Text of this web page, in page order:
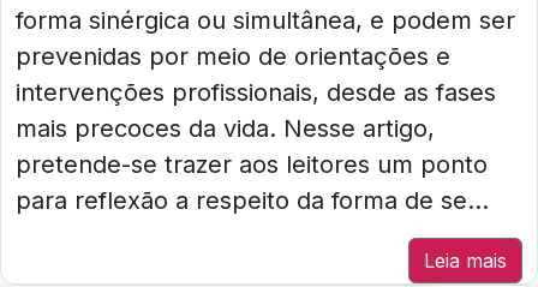
forma sinérgica ou simultânea, e podem ser
prevenidas por meio de orientações e
intervenções profissionais, desde as fases
mais precoces da vida. Nesse artigo,
pretende-se trazer aos leitores um ponto
para reflexão a respeito da forma de se...
Leia mais